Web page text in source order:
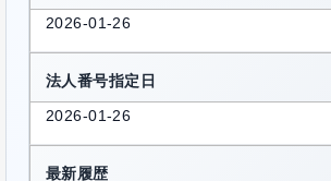
2026-01-26
法人番号指定日
2026-01-26
最新履歴